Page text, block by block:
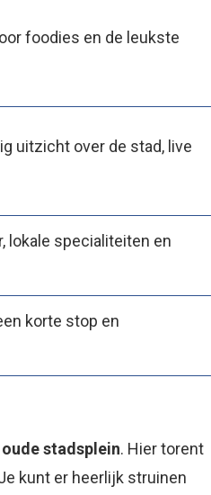
foodies en de leukste
uitzicht over de stad, live
lokale specialiteiten en
korte stop en
oude stadsplein. Hier torent
kunt er heerlijk struinen